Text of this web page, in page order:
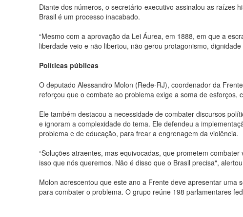
Diante dos números, o secretário-executivo assinalou as raízes
Brasil é um processo inacabado.
“Mesmo com a aprovação da Lei Áurea, em 1888, em que a
liberdade veio e não libertou, não gerou protagonismo, dignidade
Políticas públicas
O deputado Alessandro Molon (Rede-RJ), coordenador da
reforçou que o combate ao problema exige a soma de esforços,
Ele também destacou a necessidade de combater discursos
e ignoram a complexidade do tema. Ele defendeu a
problema e de educação, para frear a engrenagem da violência.
“Soluções atraentes, mas equivocadas, que prometem
isso que nós queremos. Não é disso que o Brasil precisa",
Molon acrescentou que este ano a Frente deve apresentar
para combater o problema. O grupo reúne 198 parlamentares